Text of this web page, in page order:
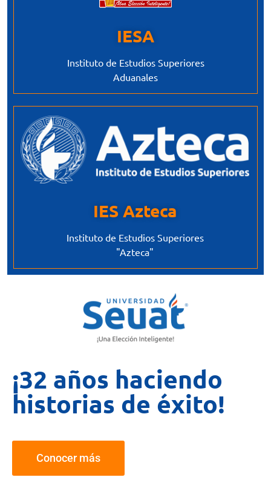
IESA
Instituto de Estudios Superiores
Aduanales
IES Azteca
Instituto de Estudios Superiores
"Azteca"
¡32 años haciendo
historias de éxito!
Conocer más